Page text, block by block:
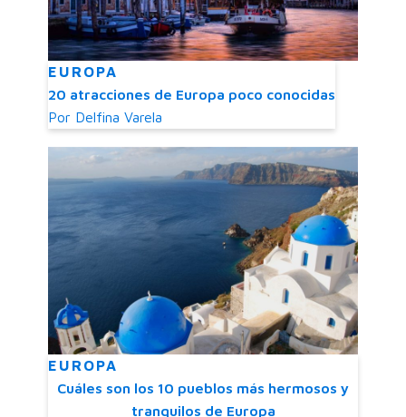
EUROPA
20 atracciones de Europa poco conocidas
Por Delfina Varela
EUROPA
Cuáles son los 10 pueblos más hermosos y
tranquilos de Europa